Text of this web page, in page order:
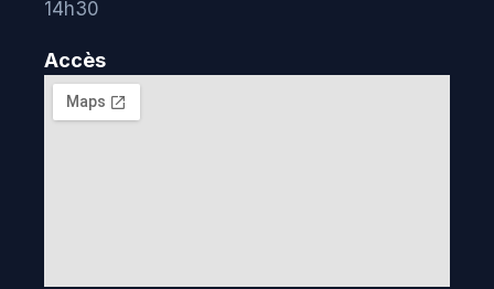
14h30
Accès